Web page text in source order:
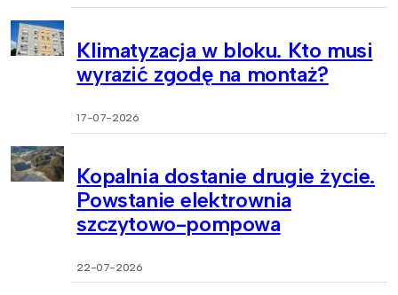
Klimatyzacja w bloku. Kto musi
wyrazić zgodę na montaż?
17-07-2026
Kopalnia dostanie drugie życie.
Powstanie elektrownia
szczytowo-pompowa
22-07-2026